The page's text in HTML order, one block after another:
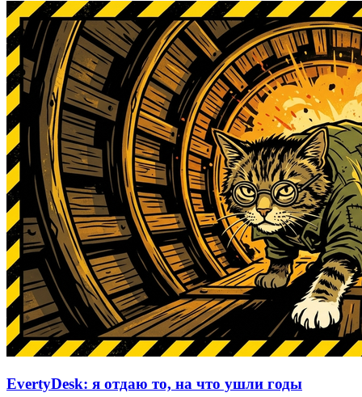
EvertyDesk: я отдаю то, на что ушли годы